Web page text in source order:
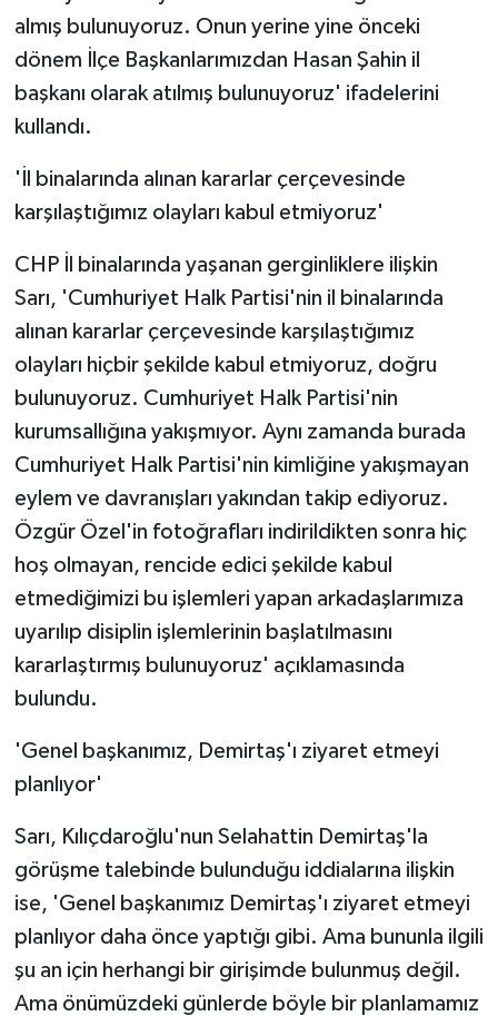
almış bulunuyoruz. Onun yerine yine önceki
dönem İlçe Başkanlarımızdan Hasan Şahin il
başkanı olarak atılmış bulunuyoruz' ifadelerini
kullandı.
'İl binalarında alınan kararlar çerçevesinde
karşılaştığımız olayları kabul etmiyoruz'
CHP İl binalarında yaşanan gerginliklere ilişkin
Sarı, 'Cumhuriyet Halk Partisi'nin il binalarında
alınan kararlar çerçevesinde karşılaştığımız
olayları hiçbir şekilde kabul etmiyoruz, doğru
bulunuyoruz. Cumhuriyet Halk Partisi'nin
kurumsallığına yakışmıyor. Aynı zamanda burada
Cumhuriyet Halk Partisi'nin kimliğine yakışmayan
eylem ve davranışları yakından takip ediyoruz.
Özgür Özel'in fotoğrafları indirildikten sonra hiç
hoş olmayan, rencide edici şekilde kabul
etmediğimizi bu işlemleri yapan arkadaşlarımıza
uyarılıp disiplin işlemlerinin başlatılmasını
kararlaştırmış bulunuyoruz' açıklamasında
bulundu.
'Genel başkanımız, Demirtaş'ı ziyaret etmeyi
planlıyor'
Sarı, Kılıçdaroğlu'nun Selahattin Demirtaş'la
görüşme talebinde bulunduğu iddialarına ilişkin
ise, 'Genel başkanımız Demirtaş'ı ziyaret etmeyi
planlıyor daha önce yaptığı gibi. Ama bununla ilgili
şu an için herhangi bir girişimde bulunmuş değil.
Ama önümüzdeki günlerde böyle bir planlamamız